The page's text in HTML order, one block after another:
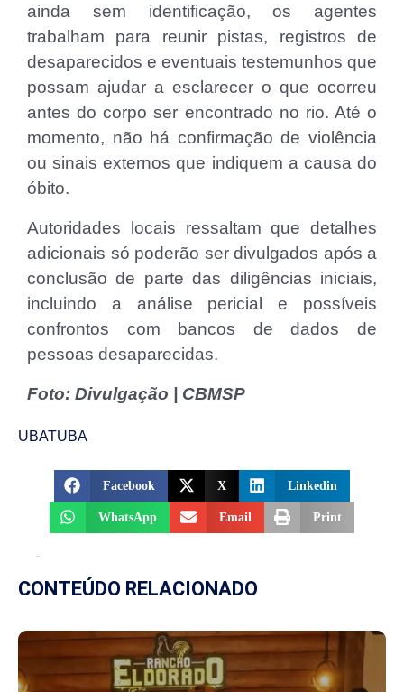
ainda sem identificação, os agentes
trabalham para reunir pistas, registros de
desaparecidos e eventuais testemunhos que
possam ajudar a esclarecer o que ocorreu
antes do corpo ser encontrado no rio. Até o
momento, não há confirmação de violência
ou sinais externos que indiquem a causa do
óbito.
Autoridades locais ressaltam que detalhes
adicionais só poderão ser divulgados após a
conclusão de parte das diligências iniciais,
incluindo a análise pericial e possíveis
confrontos com bancos de dados de
pessoas desaparecidas.
Foto: Divulgação | CBMSP
UBATUBA
Facebook X Linkedin
WhatsApp Email Print
CONTEÚDO RELACIONADO